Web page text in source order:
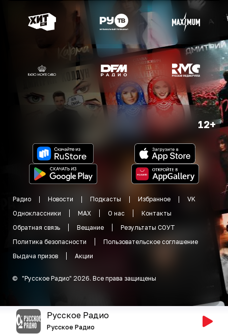
12+
Радио Новости Подкасты Избранное
VK
Одноклассники
MAX О нас
Контакты
Обратная связь
Вещание
Результаты СОУТ
Политика безопасности
Пользовательское соглашение
Выдача призов
Акции
© "Русское Радио" 2026. Все права защищены
Русское Радио
Русское Радио